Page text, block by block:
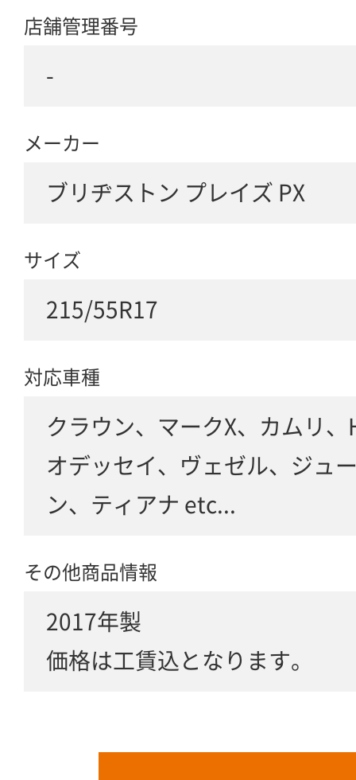
店舗管理番号
-
メーカー
ブリヂストン プレイズ PX
サイズ
215/55R17
対応車種
クラウン、マークX、カムリ
オデッセイ、ヴェゼル、ジュ
ン、ティアナ etc...
その他商品情報
2017年製
価格は工賃込となります。